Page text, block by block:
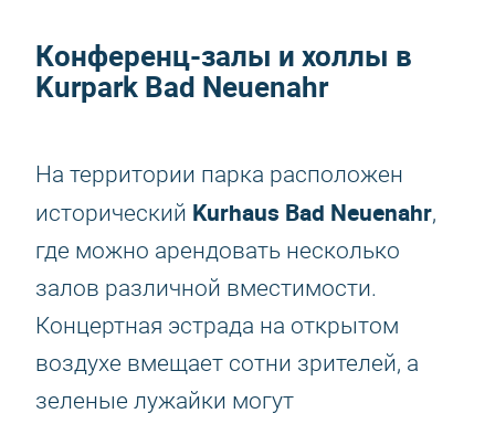
Конференц-залы и холлы в
Kurpark Bad Neuenahr
На территории парка расположен
исторический Kurhaus Bad Neuenahr,
где можно арендовать несколько
залов различной вместимости.
Концертная эстрада на открытом
воздухе вмещает сотни зрителей, а
зеленые лужайки могут